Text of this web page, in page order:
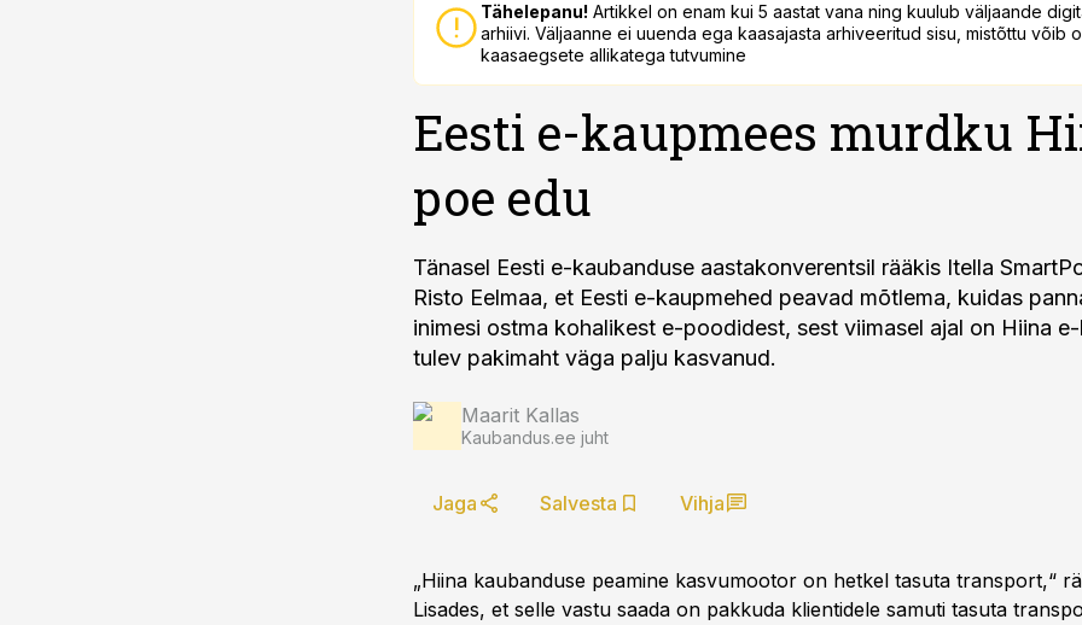
Tähelepanu! Artikkel on enam kui 5 aastat vana ning kuulub väljaande
arhiivi. Väljaanne ei uuenda ega kaasajasta arhiveeritud sisu, mistõttu võib
kaasaegsete allikatega tutvumine
Eesti e-kaupmees murdku
poe edu
Tänasel Eesti e-kaubanduse aastakonverentsil rääkis Itella
Risto Eelmaa, et Eesti e-kaupmehed peavad mõtlema, kuidas
inimesi ostma kohalikest e-poodidest, sest viimasel ajal on Hiina
tulev pakimaht väga palju kasvanud.
Maarit Kallas
Kaubandus.ee juht
Jaga Salvesta Vihja
„Hiina kaubanduse peamine kasvumootor on hetkel tasuta transport,“
Lisades, et selle vastu saada on pakkuda klientidele samuti tasuta